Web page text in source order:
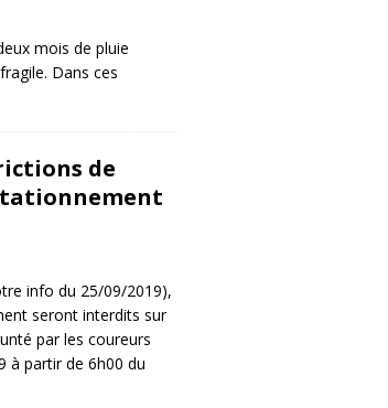
mois de pluie
Dans ces
de
info du 25/09/2019),
seront interdits sur
par les coureurs
à partir de 6h00 du